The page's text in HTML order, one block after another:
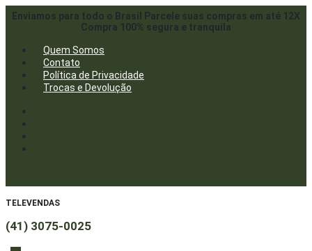
Enviamos para todo o Brasil
Parcele suas compras em até 12X
Compra 100% segura e tranquila
Quem Somos
Contato
Política de Privacidade
Trocas e Devolução
TELEVENDAS
(41) 3075-0025